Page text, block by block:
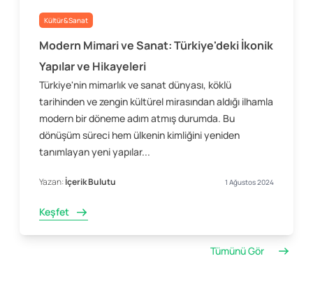
Kültür&Sanat
Modern Mimari ve Sanat: Türkiye'deki İkonik
Yapılar ve Hikayeleri
Türkiye'nin mimarlık ve sanat dünyası, köklü
tarihinden ve zengin kültürel mirasından aldığı ilhamla
modern bir döneme adım atmış durumda. Bu
dönüşüm süreci hem ülkenin kimliğini yeniden
tanımlayan yeni yapılar...
Yazan:İçerik Bulutu 1 Ağustos 2024
Keşfet
Tümünü Gör